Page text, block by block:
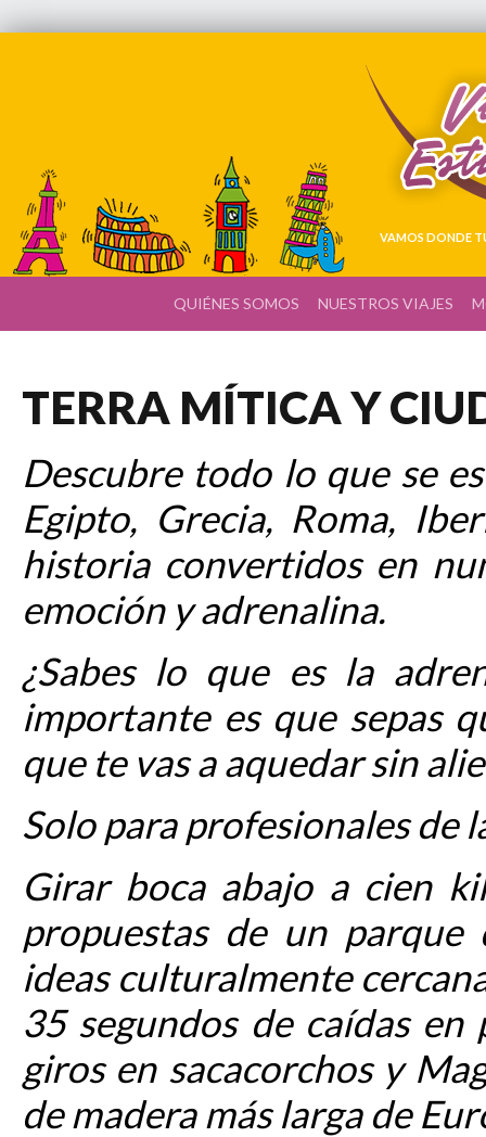
VAMOS DONDE
QUIÉNES SOMOS NUESTROS VIAJES
TERRA MÍTICA Y
Descubre todo lo que se
Egipto, Grecia, Roma,
historia convertidos en
emoción y adrenalina.
¿Sabes lo que es la
importante es que sepas
que te vas a aquedar sin
Solo para profesionales de
Girar boca abajo a cien
propuestas de un parque
ideas culturalmente
35 segundos de caídas
giros en sacacorchos y
de madera más larga de